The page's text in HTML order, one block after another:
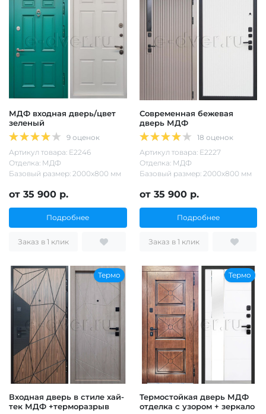
МДФ входная дверь/цвет
зеленый
9 оценок
Артикул товара: Е2246
Отделка: МДФ
Базовый размер: 2000х800 мм
от 35 900 р.
Подробнее
Заказ в 1 клик
Современная бежевая
дверь МДФ
18 оценок
Артикул товара: Е2227
Отделка: МДФ
Базовый размер: 2000х800 мм
от 35 900 р.
Подробнее
Заказ в 1 клик
Термо
Входная дверь в стиле хай-
тек МДФ +терморазрыв
Термо
Термостойкая дверь МДФ
отделка с узором + зеркало